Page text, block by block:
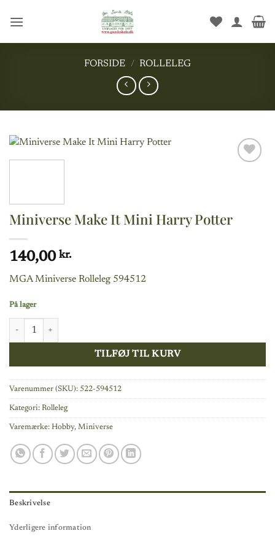
FORSIDE / ROLLELEG
Miniverse Make It Mini Harry Potter
140,00 kr.
MGA Miniverse Rolleleg 594512
På lager
Miniverse Make It Mini Harry Potter antal
TILFØJ TIL KURV
Varenummer (SKU): 522-594512
Kategori: Rolleleg
Varemærke: Hobby, Miniverse
Beskrivelse
Yderligere information